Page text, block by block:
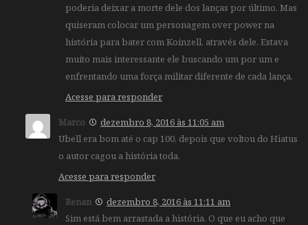
poderia deixar a morte dele dos lanças por último. Mas
quiseram colocar um personagem over power na
história para bater com Koinzell, através dele. Estava
muito mais interessante ele buscando um por um e
enfrentando uma força militar diferente de cada lança.
Acesse para responder
Marco
dezembro 8, 2016 às 11:05 am
Ubell era bom até o cap 100, depois que voltou do Hiatus
o autor cagou a história toda.
Acesse para responder
Renan
dezembro 8, 2016 às 11:11 am
Sim está bem arrastada a história. O que eu acho que